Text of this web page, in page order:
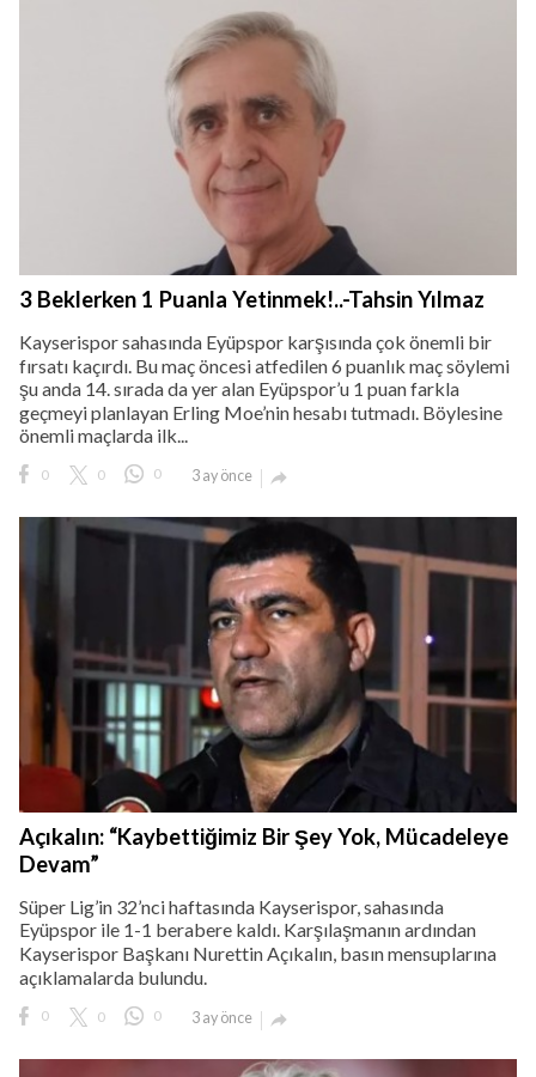
3 Beklerken 1 Puanla Yetinmek!..-Tahsin Yılmaz
Kayserispor sahasında Eyüpspor karşısında çok önemli bir
fırsatı kaçırdı. Bu maç öncesi atfedilen 6 puanlık maç söylemi
şu anda 14. sırada da yer alan Eyüpspor’u 1 puan farkla
geçmeyi planlayan Erling Moe’nin hesabı tutmadı. Böylesine
önemli maçlarda ilk...
0 0 0 3 ay önce 
Açıkalın: “Kaybettiğimiz Bir Şey Yok, Mücadeleye
Devam”
Süper Lig’in 32’nci haftasında Kayserispor, sahasında
Eyüpspor ile 1-1 berabere kaldı. Karşılaşmanın ardından
Kayserispor Başkanı Nurettin Açıkalın, basın mensuplarına
açıklamalarda bulundu.
0 0 0 3 ay önce 